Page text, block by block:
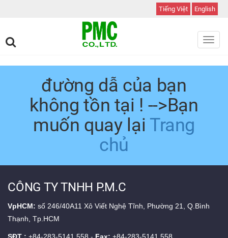
Tiếng Việt English
đường dẫ của bạn
không tồn tại ! -->Bạn
muốn quay lại Trang
chủ
CÔNG TY TNHH P.M.C
VpHCM: số 246/40A11 Xô Viết Nghệ Tĩnh, Phường 21, Q.Bình
Thạnh, Tp.HCM